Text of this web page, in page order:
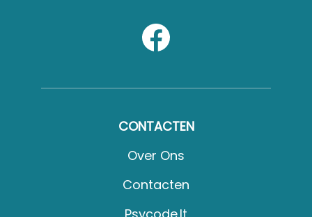
CONTACTEN
Over Ons
Contacten